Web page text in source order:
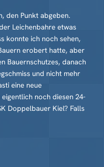
den Punkt abgeben.
Leichenbahre etwas
konnte ich noch sehen,
erobert hatte, aber
Bauernschutzes, danach
und nicht mehr
eine neue
noch diesen 24-
Doppelbauer Kiel? Falls